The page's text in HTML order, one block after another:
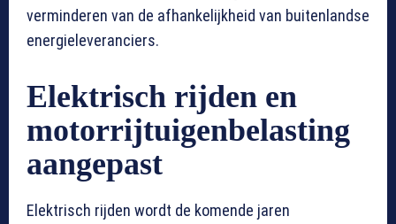
verminderen van de afhankelijkheid van buitenlandse
energieleveranciers.
Elektrisch rijden en
motorrijtuigenbelasting
aangepast
Elektrisch rijden wordt de komende jaren